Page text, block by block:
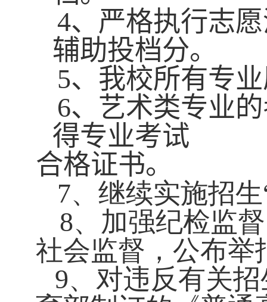
4、严格执行志
辅助投档分。
5、 我校所有专
6、艺术类专业
得专业考试
合格证书。
7、继续实施招
8、加强纪检监
社会监督，公布举
9、对违反有关